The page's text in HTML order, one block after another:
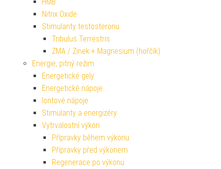
Nitrix Oxide
Stimulanty testosteronu
Tribulus Terrestris
ZMA / Zinek + Magnesium (hořčík)
Energie, pitný režim
Energetické gely
Energetické nápoje
Iontové nápoje
Stimulanty a energizéry
Vytrvalostní výkon
Přípravky během výkonu
Přípravky před výkonem
Regenerace po výkonu